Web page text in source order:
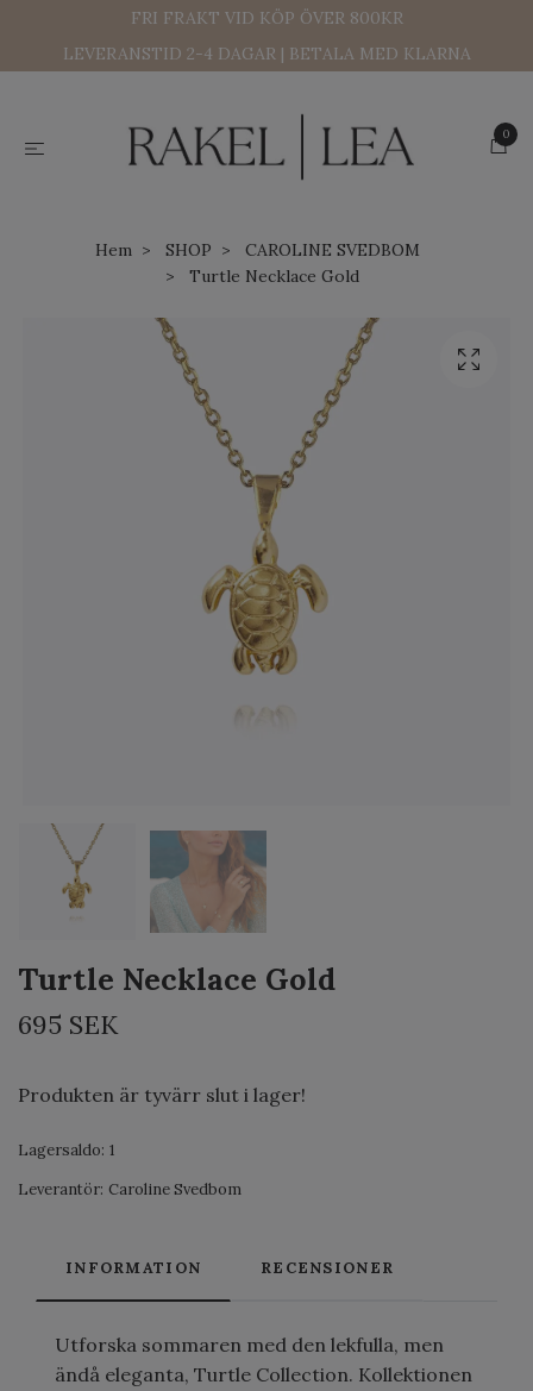
FRI FRAKT VID KÖP ÖVER 800KR
LEVERANSTID 2-4 DAGAR | BETALA MED KLARNA
0
Hem SHOP
CAROLINE SVEDBOM
Turtle Necklace Gold
Turtle Necklace Gold
695 SEK
Produkten är tyvärr slut i lager!
Lagersaldo: 1
Leverantör: Caroline Svedbom
INFORMATION RECENSIONER
Utforska sommaren med den lekfulla, men
ändå eleganta, Turtle Collection. Kollektionen